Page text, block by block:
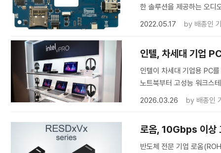
한 솔루션을 제공하는 오디
2022.05.17
by 배종인
인텔, 차세대 기업
인텔이 차세대 기업용 PC
노트북부터 고성능 워크스
2026.03.26
by 배종인
로옴, 10Gbps 이상
반도체 전문 기업 로옴